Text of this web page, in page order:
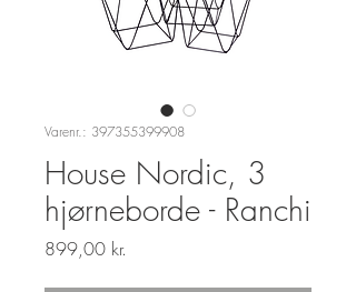
Varenr.: 397355399908
House Nordic, 3
hjørneborde - Ranchi
899,00 kr.